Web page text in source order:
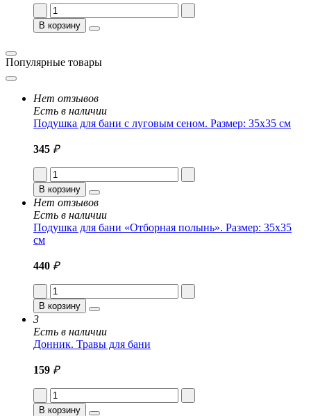
В корзину
Популярные товары
Нет отзывов
Есть в наличии
Подушка для бани с луговым сеном. Размер: 35x35 см
345 ₽
В корзину
Нет отзывов
Есть в наличии
Подушка для бани «Отборная полынь». Размер: 35x35
см
440 ₽
В корзину
3
Есть в наличии
Донник. Травы для бани
159 ₽
В корзину